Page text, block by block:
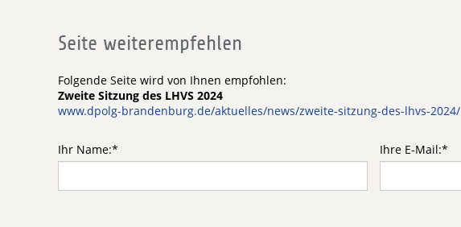
Seite weiterempfehlen
Folgende Seite wird von Ihnen empfohlen:
Zweite Sitzung des LHVS 2024
www.dpolg-brandenburg.de/aktuelles/news/zweite-sitzung-des-lhvs-2024/
Ihr Name:* Ihre E-Mail:*